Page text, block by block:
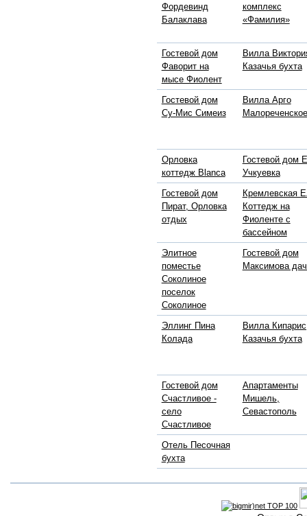
Фордевинд
Балаклава
комплекс
«Фамилия»
Гостевой дом
Фаворит на
мысе Фиолент
Вилла
Казачья бухта
Гостевой дом
Су-Мис Симеиз
Вилла Арго
Малореченское
Орловка
коттедж Blanca
Гостевой дом
Учкуевка
Гостевой дом
Пират, Орловка
отдых
Кремлевская
Коттедж на
Фиоленте с
бассейном
Элитное
поместье
Соколиное
поселок
Соколиное
Гостевой дом
Максимова
Эллинг Пина
Колада
Вилла
Казачья бухта
Гостевой дом
Счастливое -
село
Счастливое
Апартаменты
Мишель,
Севастополь
Отель Песочная
бухта